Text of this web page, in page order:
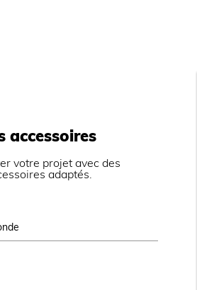
accessoires
votre projet avec des
adaptés.